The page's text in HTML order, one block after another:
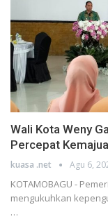
Wali Kota Weny
Percepat
kuasa .net Agu 6,
KOTAMOBAGU -
mengukuhkan
…